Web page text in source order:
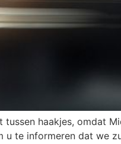
tussen haakjes, omdat
u te informeren dat we